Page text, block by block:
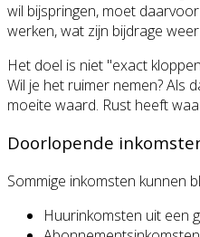
wil bijspringen, moet
werken, wat zijn bijdrage
Het doel is niet "exact
Wil je het ruimer nemen? Als
moeite waard. Rust heeft
Doorlopende
Sommige inkomsten kunnen
Huurinkomsten uit een